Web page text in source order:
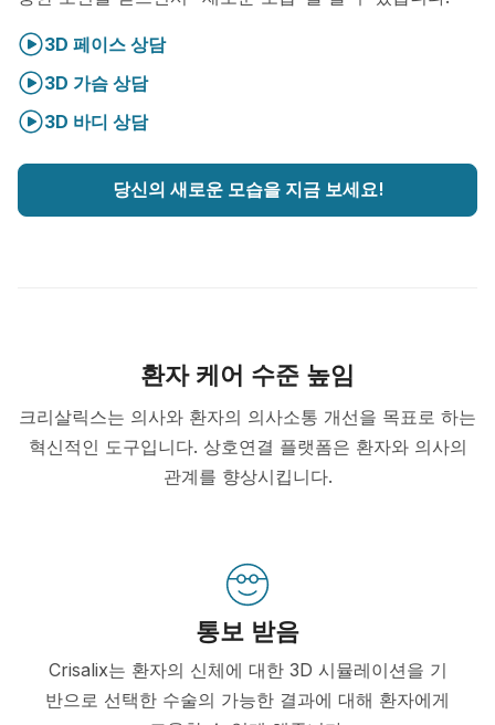
3D 페이스 상담
3D 가슴 상담
3D 바디 상담
당신의 새로운 모습을 지금 보세요!
환자 케어 수준 높임
크리살릭스는 의사와 환자의 의사소통 개선을 목표로 하는
혁신적인 도구입니다. 상호연결 플랫폼은 환자와 의사의
관계를 향상시킵니다.
통보 받음
Crisalix는 환자의 신체에 대한 3D 시뮬레이션을 기
반으로 선택한 수술의 가능한 결과에 대해 환자에게